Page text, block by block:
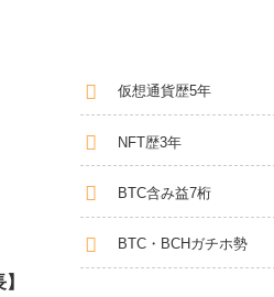
仮想通貨歴5年
NFT歴3年
BTC含み益7桁
BTC・BCHガチホ勢